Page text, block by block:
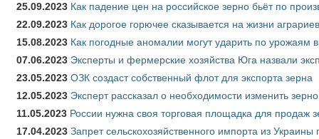
25.09.2023 Как падение цен на российское зерно бьёт по
22.09.2023 Как дорогое горючее сказывается на жизни аграриев
15.08.2023 Как погодные аномалии могут ударить по урожаям
07.06.2023 Эксперты и фермерские хозяйства Юга назвали
23.05.2023 ОЗК создаст собственный флот для экспорта зерна
12.05.2023 Эксперт рассказал о необходимости изменить
11.05.2023 России нужна своя торговая площадка для продаж
17.04.2023 Запрет сельскохозяйственного импорта из